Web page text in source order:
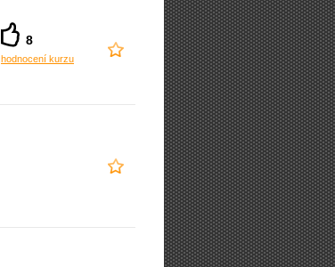
8
hodnocení kurzu